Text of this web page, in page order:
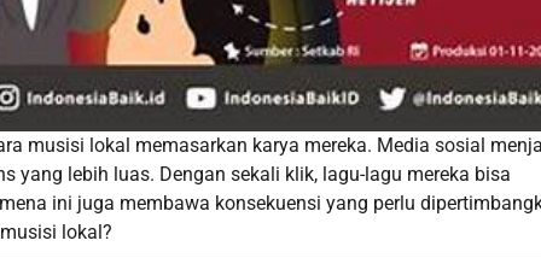
musisi lokal memasarkan karya mereka. Media sosial
yang lebih luas. Dengan sekali klik, lagu-lagu mereka bisa
ini juga membawa konsekuensi yang perlu
lokal?